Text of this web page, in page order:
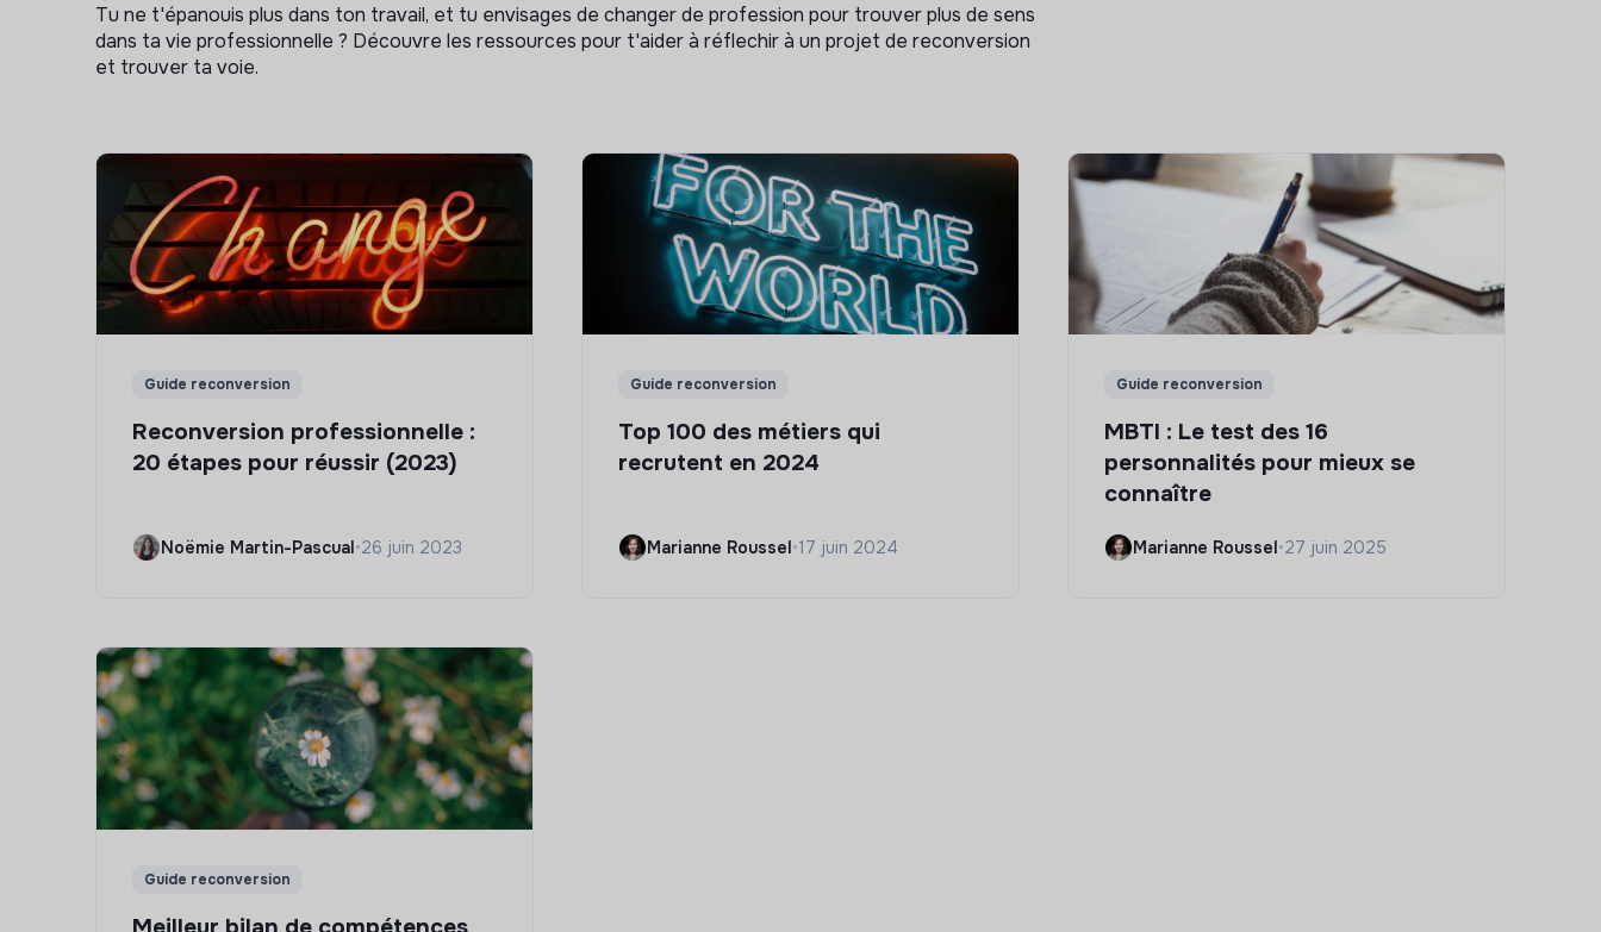
Tu ne t'épanouis plus dans ton travail, et tu envisages de changer de profession pour trouver plus de sens
dans ta vie professionnelle ? Découvre les ressources pour t'aider à réflechir à un projet de reconversion
et trouver ta voie.
Guide reconversion
Reconversion professionnelle :
20 étapes pour réussir (2023)
Noëmie Martin-Pascual•26 juin 2023
Guide reconversion
Top 100 des métiers qui
recrutent en 2024
Marianne Roussel•17 juin 2024
Guide reconversion
MBTI : Le test des 16
personnalités pour mieux se
connaître
Marianne Roussel•27 juin 2025
Guide reconversion